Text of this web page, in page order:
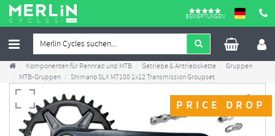
BEWERTUNGEN
Komponenten für Rennrad und MTB Getriebe & Antriebskette
Gruppen
MTB-Gruppen
Shimano SLX M7100 1x12 Transmission Groupset
PRICE DROP